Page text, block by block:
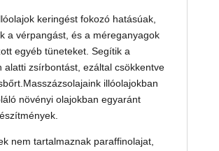
keringést fokozó hatásúak,
a vérpangást, és a méreganyagok
egyéb tüneteket. Segítik a
alatti zsírbontást, ezáltal csökkentve
illóolajokban
növényi olajokban egyaránt
nem tartalmaznak paraffinolajat,